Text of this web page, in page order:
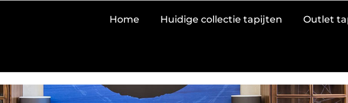
Home Huidige collectie tapijten Outlet